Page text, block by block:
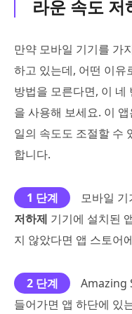
라운 속도 저
만약 모바일 기기를 가
하고 있는데, 어떤 이유
방법을 모른다면, 이 네
을 사용해 보세요. 이
일의 속도도 조절할 수
합니다.
1 단계 모바일
저하제 기기에 설치된
지 않았다면 앱 스토어
2 단계
Amazing
들어가면 앱 하단에 있